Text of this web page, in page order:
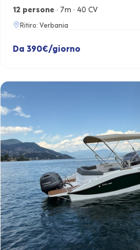
12 persone · 7m · 40 CV
Ritiro: Verbania
Da 390€/giorno